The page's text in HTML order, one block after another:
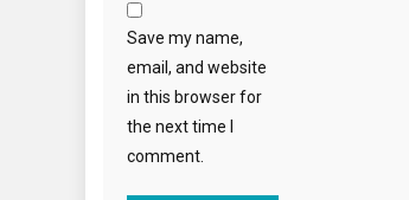
Save my name,
email, and website
in this browser for
the next time I
comment.